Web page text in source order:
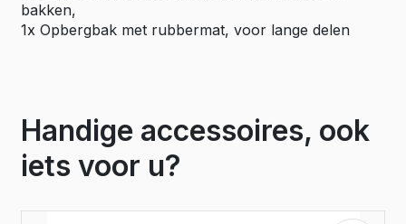
bakken,
1x Opbergbak met rubbermat, voor lange delen
Handige accessoires, ook
iets voor u?